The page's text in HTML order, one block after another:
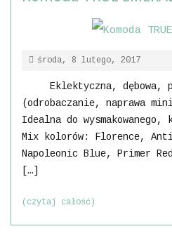
środa, 8 lutego, 2017
Eklektyczna, dębowa,
(odrobaczanie, naprawa
Idealna do
Mix kolorów: Florence,
Napoleonic Blue, Primer
[…]
(czytaj całość)